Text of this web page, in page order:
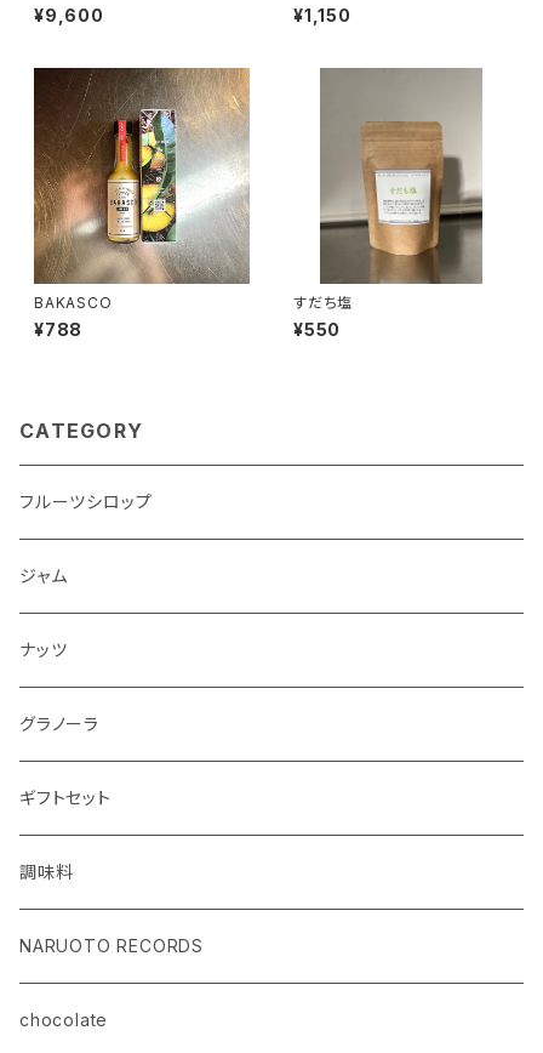
¥9,600 ¥1,150
BAKASCO
¥788
すだち塩
¥550
CATEGORY
フルーツシロップ
ジャム
ナッツ
グラノーラ
ギフトセット
調味料
NARUOTO RECORDS
chocolate